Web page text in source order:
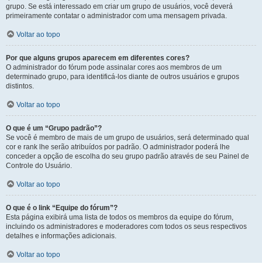
grupo. Se está interessado em criar um grupo de usuários, você deverá
primeiramente contatar o administrador com uma mensagem privada.
Voltar ao topo
Por que alguns grupos aparecem em diferentes cores?
O administrador do fórum pode assinalar cores aos membros de um
determinado grupo, para identificá-los diante de outros usuários e grupos
distintos.
Voltar ao topo
O que é um “Grupo padrão”?
Se você é membro de mais de um grupo de usuários, será determinado qual
cor e rank lhe serão atribuídos por padrão. O administrador poderá lhe
conceder a opção de escolha do seu grupo padrão através de seu Painel de
Controle do Usuário.
Voltar ao topo
O que é o link “Equipe do fórum”?
Esta página exibirá uma lista de todos os membros da equipe do fórum,
incluindo os administradores e moderadores com todos os seus respectivos
detalhes e informações adicionais.
Voltar ao topo